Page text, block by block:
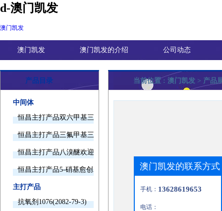
d-澳门凯发
澳门凯发
澳门凯发 澳门凯发的介绍 公司动态
产品目录
中间体
恒昌主打产品双六甲基三胺欢迎询价
恒昌主打产品三氟甲基三甲基硅烷欢迎询价
恒昌主打产品八溴醚欢迎询价
恒昌主打产品5-硝基愈创木酚钠欢迎询价
主打产品
抗氧剂1076(2082-79-3)
当前位置 : 澳门凯发 > 产品
澳门凯发的联系方式
手机： 13628619653
电话：